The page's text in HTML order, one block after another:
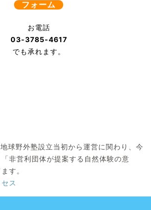
フォーム
お電話
03-3785-4617
でも承れます。
球野外塾設立当初から運営に関わり、今
非営利団体が提案する自然体験の意
す。
ス